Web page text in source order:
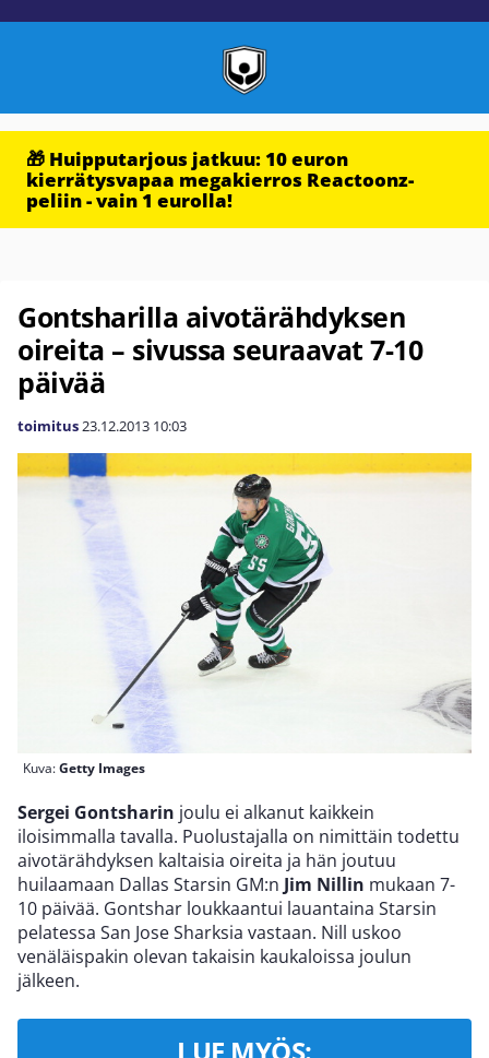
🎁 Huipputarjous jatkuu: 10 euron
kierrätysvapaa megakierros Reactoonz-
peliin - vain 1 eurolla!
Gontsharilla aivotärähdyksen
oireita – sivussa seuraavat 7-10
päivää
toimitus23.12.2013 10:03
Kuva:Getty Images
Sergei Gontsharin joulu ei alkanut kaikkein
iloisimmalla tavalla. Puolustajalla on nimittäin todettu
aivotärähdyksen kaltaisia oireita ja hän joutuu
huilaamaan Dallas Starsin GM:n Jim Nillin mukaan 7-
10 päivää. Gontshar loukkaantui lauantaina Starsin
pelatessa San Jose Sharksia vastaan. Nill uskoo
venäläispakin olevan takaisin kaukaloissa joulun
jälkeen.